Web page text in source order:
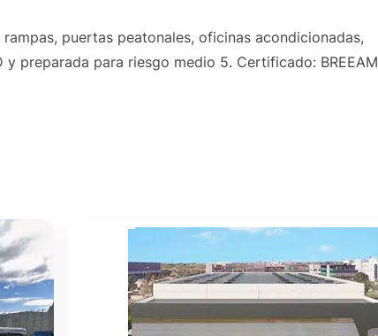
puertas peatonales, oficinas acondicionadas,
preparada para riesgo medio 5. Certificado: BREEAM